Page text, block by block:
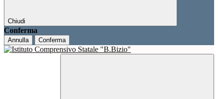
Chiudi
Conferma
Annulla Conferma